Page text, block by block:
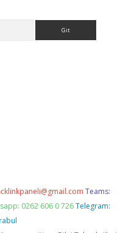
Teams:
0262 606 0 726 Telegram: